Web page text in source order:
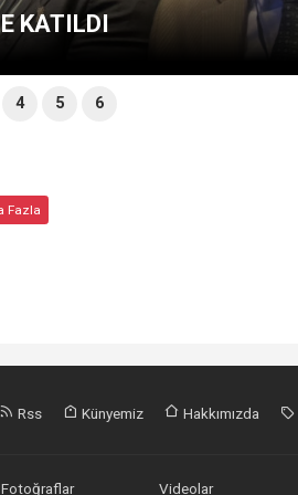
KATILDI
4 5 6
Fazla
Rss Künyemiz Hakkımızda
Fotoğraflar Videolar